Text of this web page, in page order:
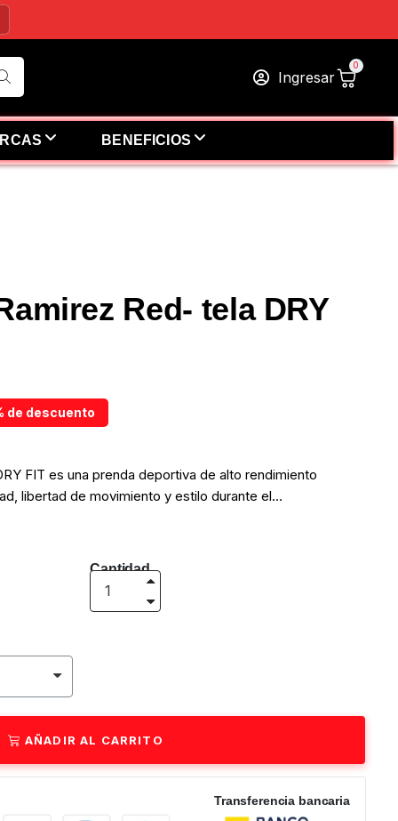
Ingresar
BENEFICIOS
Red- tela DRY
de descuento
FIT es una prenda deportiva de alto rendimiento
libertad de movimiento y estilo durante el
Cantidad
AÑADIR AL CARRITO
Transferencia bancaria